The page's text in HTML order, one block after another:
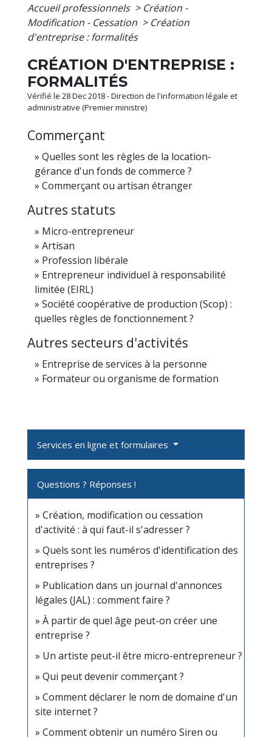
Accueil professionnels > Création -
Modification - Cessation > Création
d'entreprise : formalités
CRÉATION D'ENTREPRISE :
FORMALITÉS
Vérifié le 28 Dec 2018 - Direction de l'information légale et
administrative (Premier ministre)
Commerçant
Quelles sont les règles de la location-
gérance d'un fonds de commerce ?
Commerçant ou artisan étranger
Autres statuts
Micro-entrepreneur
Artisan
Profession libérale
Entrepreneur individuel à responsabilité
limitée (EIRL)
Société coopérative de production (Scop) :
quelles règles de fonctionnement ?
Autres secteurs d'activités
Entreprise de services à la personne
Formateur ou organisme de formation
Services en ligne et formulaires
Questions ? Réponses !
Création, modification ou cessation
d'activité : à qui faut-il s'adresser ?
Quels sont les numéros d'identification des
entreprises ?
Publication dans un journal d'annonces
légales (JAL) : comment faire ?
À partir de quel âge peut-on créer une
entreprise ?
Un artiste peut-il être micro-entrepreneur ?
Qui peut devenir commerçant ?
Comment déclarer le nom de domaine d'un
site internet ?
Comment obtenir un numéro Siren ou